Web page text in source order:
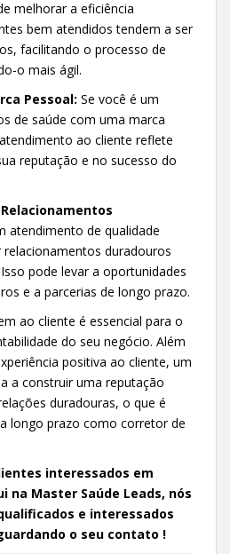
melhorar a eficiência
bem atendidos tendem a ser
facilitando o processo de
o mais ágil.
Pessoal: Se você é um
de saúde com uma marca
ao cliente reflete
reputação e no sucesso do
atendimento de qualidade
duradouros
pode levar a oportunidades
e a parcerias de longo prazo.
ao cliente é essencial para o
do seu negócio. Além
positiva ao cliente, um
a construir uma reputação
duradouras, o que é
longo prazo como corretor de
interessados em
na Master Saúde Leads, nós
e interessados
o seu contato !